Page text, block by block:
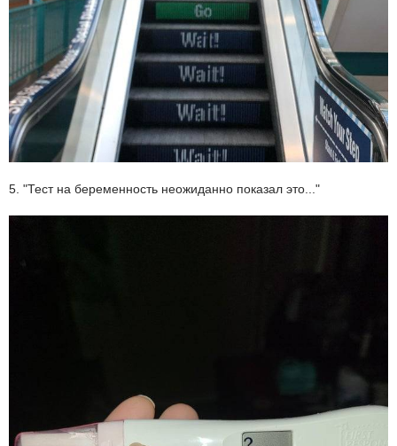
5. "Тест на беременность неожиданно показал это..."